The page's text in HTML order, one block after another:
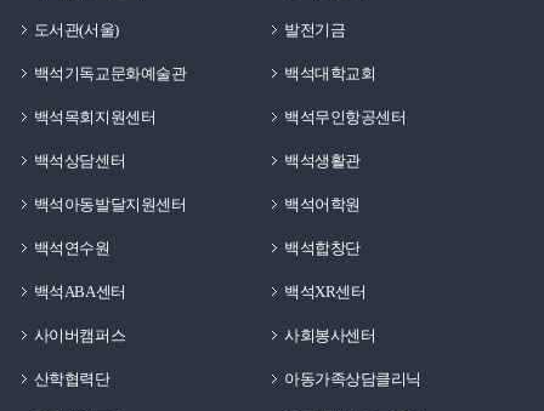
도서관(서울) 발전기금
백석기독교문화예술관 백석대학교회
백석목회지원센터 백석무인항공센터
백석상담센터 백석생활관
백석아동발달지원센터 백석어학원
백석연수원 백석합창단
백석ABA센터 백석XR센터
사이버캠퍼스 사회봉사센터
산학협력단 아동가족상담클리닉